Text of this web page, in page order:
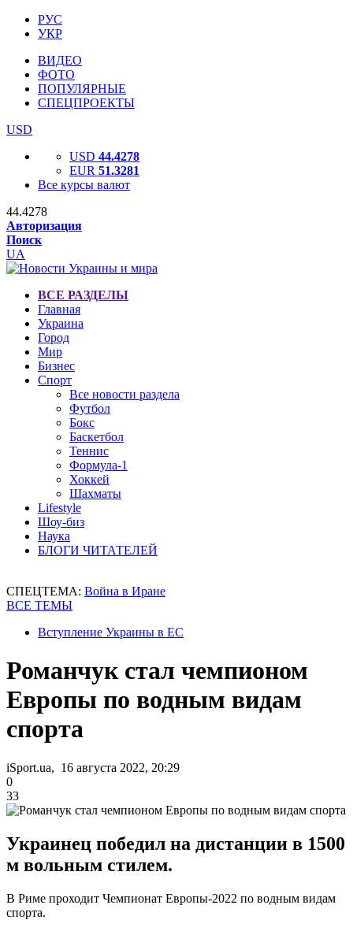
РУС
УКР
ВИДЕО
ФОТО
ПОПУЛЯРНЫЕ
СПЕЦПРОЕКТЫ
USD
USD 44.4278
EUR 51.3281
Все курсы валют
44.4278
Авторизация
Поиск
UA
ВСЕ РАЗДЕЛЫ
Главная
Украина
Город
Мир
Бизнес
Спорт
Все новости раздела
Футбол
Бокс
Баскетбол
Теннис
Формула-1
Хоккей
Шахматы
Lifestyle
Шоу-биз
Наука
БЛОГИ ЧИТАТЕЛЕЙ
СПЕЦТЕМА: Война в Иране
ВСЕ ТЕМЫ
Вступление Украины в ЕС
Романчук стал чемпионом
Европы по водным видам
спорта
iSport.ua, 16 августа 2022, 20:29
0
33
Украинец победил на дистанции в 1500
м вольным стилем.
В Риме проходит Чемпионат Европы-2022 по водным видам
спорта.